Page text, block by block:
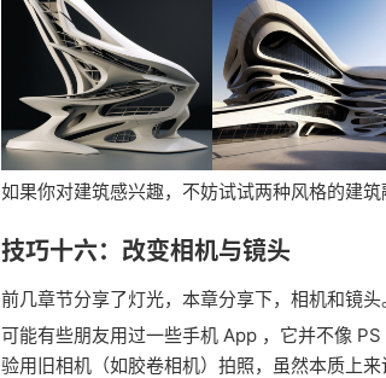
如果你对建筑感兴趣，不妨试试两种风格的建
技巧十六：改变相机与镜头
前几章节分享了灯光，本章分享下，相机和镜头
可能有些朋友用过一些手机 App ，它并不像
验用旧相机（如胶卷相机）拍照，虽然本质上